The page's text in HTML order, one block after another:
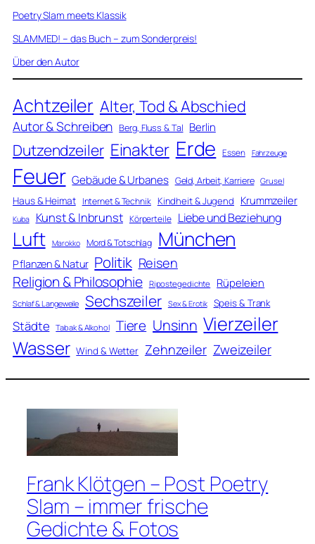
Poetry Slam meets Klassik
SLAMMED! – das Buch – zum Sonderpreis!
Über den Autor
Achtzeiler Alter, Tod & Abschied
Autor & Schreiben Berg, Fluss & Tal Berlin
Dutzendzeiler Einakter Erde Essen Fahrzeuge
Feuer Gebäude & Urbanes Geld, Arbeit, Karriere Grusel
Haus & Heimat Internet & Technik Kindheit & Jugend Krummzeiler
Kuba Kunst & Inbrunst Körperteile Liebe und Beziehung
Luft Marokko Mord & Totschlag München
Pflanzen & Natur Politik Reisen
Religion & Philosophie Ripostegedichte Rüpeleien
Schlaf & Langeweile Sechszeiler Sex & Erotik Speis & Trank
Städte Tabak & Alkohol Tiere Unsinn Vierzeiler
Wasser Wind & Wetter Zehnzeiler Zweizeiler
Frank Klötgen – Post Poetry
Slam – immer frische
Gedichte & Fotos